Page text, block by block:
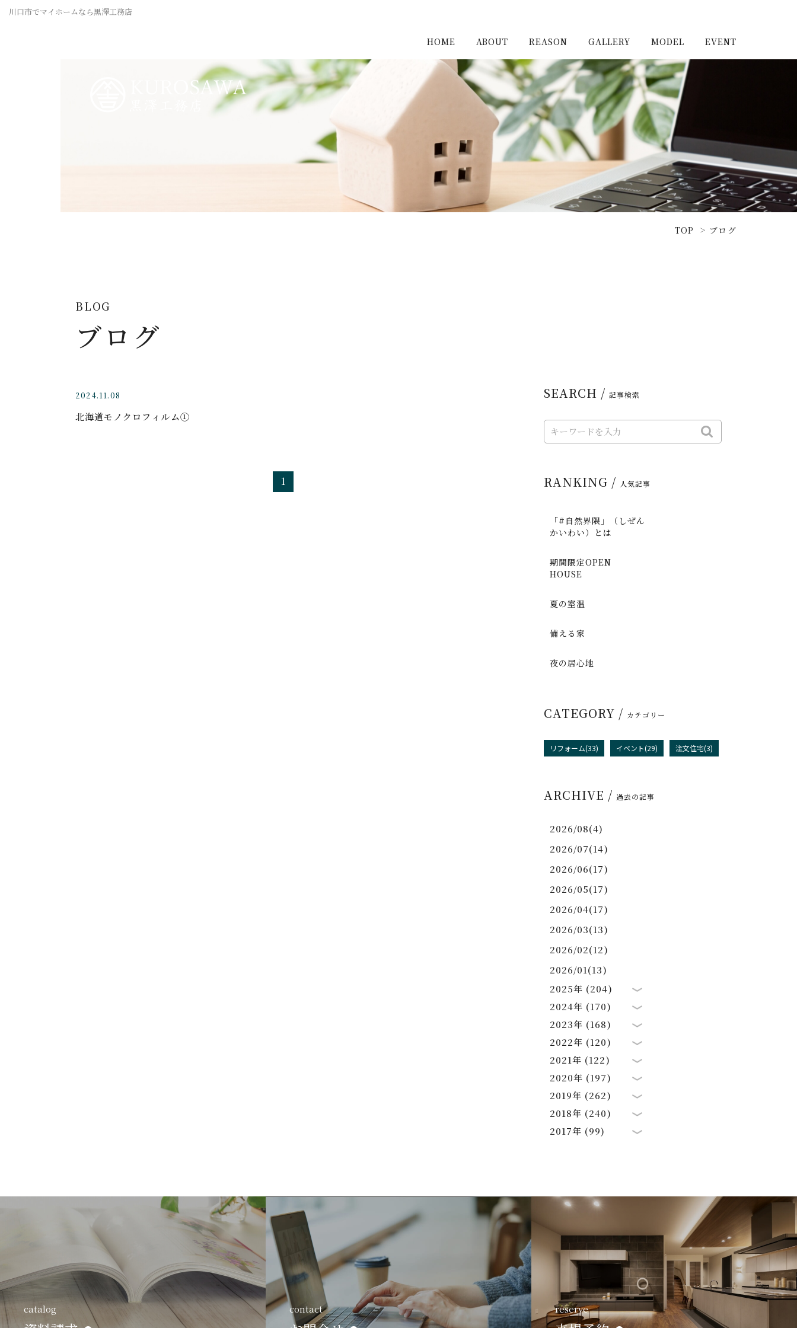
川口市でマイホームなら黒澤工務店
HOME ABOUT REASON GALLERY
施工実例（新築）
施工実例（リノベーショ
ン）
MODEL
浦和住宅公園
浦和住宅展示場Miraizu
大宮北ハウジングステージ
EVENT
TOP ブログ
BLOG
ブログ
2024.11.08
北海道モノクロフィルム①
1
SEARCH / 記事検索
RANKING / 人気記事
「#自然界隈」（しぜん
かいわい）とは
期間限定OPEN
HOUSE
夏の室温
備える家
夜の居心地
CATEGORY / カテゴリー
リフォーム(33) イベント(29) 注文住宅(3)
ARCHIVE / 過去の記事
2026/08(4)
2026/07(14)
2026/06(17)
2026/05(17)
2026/04(17)
2026/03(13)
2026/02(12)
2026/01(13)
2025年 (204)
2024年 (170)
2023年 (168)
2022年 (120)
2021年 (122)
2020年 (197)
2019年 (262)
2018年 (240)
2017年 (99)
catalog contact reserve